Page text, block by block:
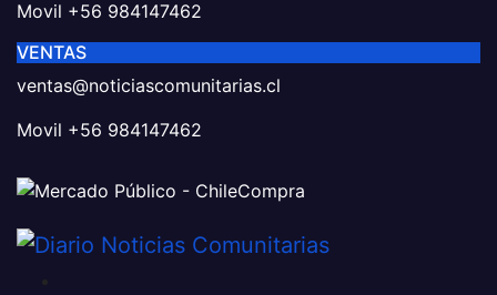
Movil +56 984147462
VENTAS
ventas@noticiascomunitarias.cl
Movil +56 984147462